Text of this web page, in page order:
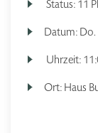
Status: 11
Datum: Do.
Uhrzeit:
Ort: Haus